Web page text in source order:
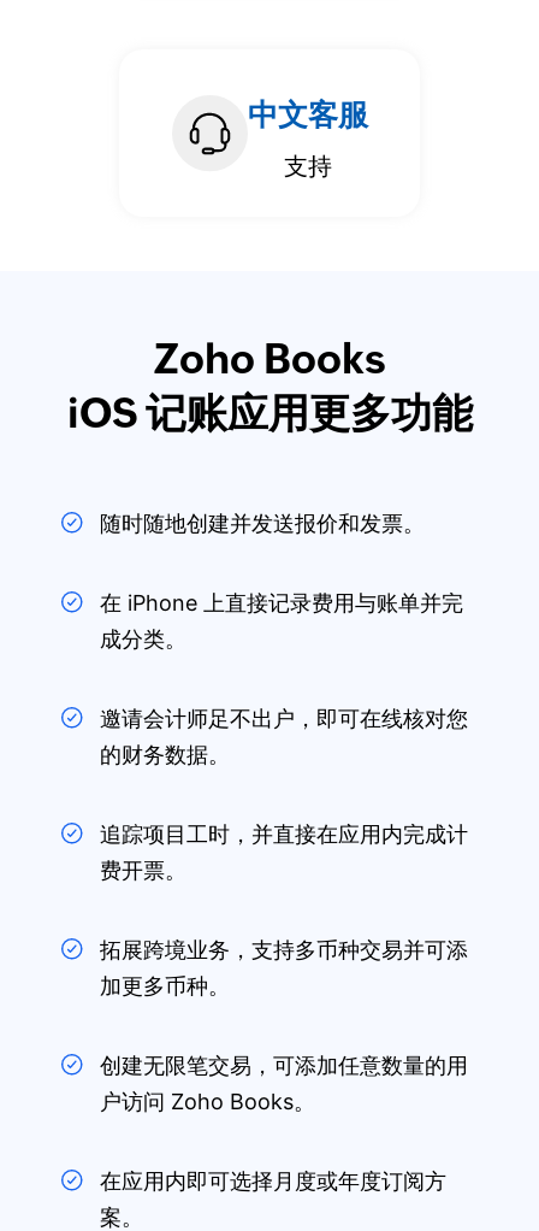
中文客服
支持
Zoho Books
iOS 记账应用更多功能
随时随地创建并发送报价和发票。
在 iPhone 上直接记录费用与账单并完
成分类。
邀请会计师足不出户，即可在线核对您
的财务数据。
追踪项目工时，并直接在应用内完成计
费开票。
拓展跨境业务，支持多币种交易并可添
加更多币种。
创建无限笔交易，可添加任意数量的用
户访问 Zoho Books。
在应用内即可选择月度或年度订阅方
案。